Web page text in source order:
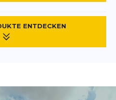
ENTDECKEN